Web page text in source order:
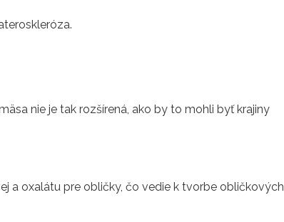
nie je tak rozšírená, ako by to mohli byť krajiny
a oxalátu pre obličky, čo vedie k tvorbe obličkových